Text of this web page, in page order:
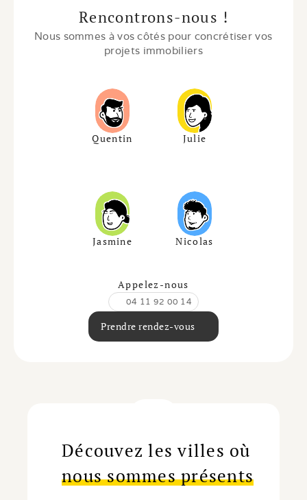
Rencontrons-nous !
Nous sommes à vos côtés pour concrétiser vos
projets immobiliers
Quentin Julie
Jasmine Nicolas
Appelez-nous
04 11 92 00 14
Prendre rendez-vous
Découvez les villes où
nous sommes présents